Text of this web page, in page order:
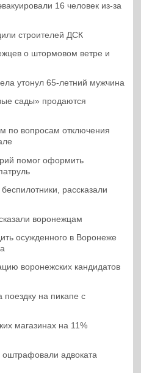
16 человек из-за
строителей ДСК
о штормовом ветре и
утонул 65-летний мужчина
сады» продаются
по вопросам отключения
помог оформить
рассказали
воронежцам
осужденного в Воронеже
воронежских кандидатов
на пикапе с
магазинах на 11%
адвоката